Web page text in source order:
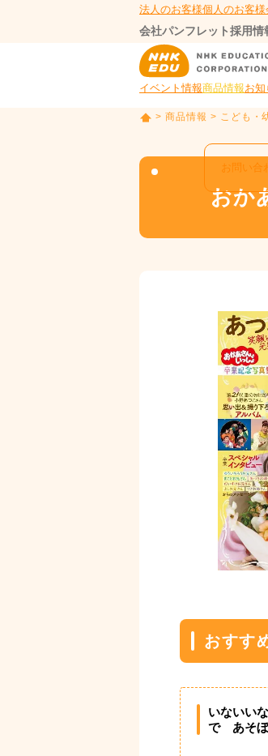
法人のお客様個人のお客様
会社パンフレット採用情
イベント情報商品情報お
お問い合
P
> 商品情報 > こども・
おか
おすす
いないい
で あそぼ